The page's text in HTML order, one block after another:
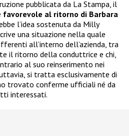
pubblicata da La Stampa, il
favorevole al ritorno di Barbara
l’idea sostenuta da Milly
una situazione nella quale
all’interno dell’azienda, tra
il ritorno della conduttrice e chi,
al suo reinserimento nei
si tratta esclusivamente di
trovato conferme ufficiali né da
interessati.